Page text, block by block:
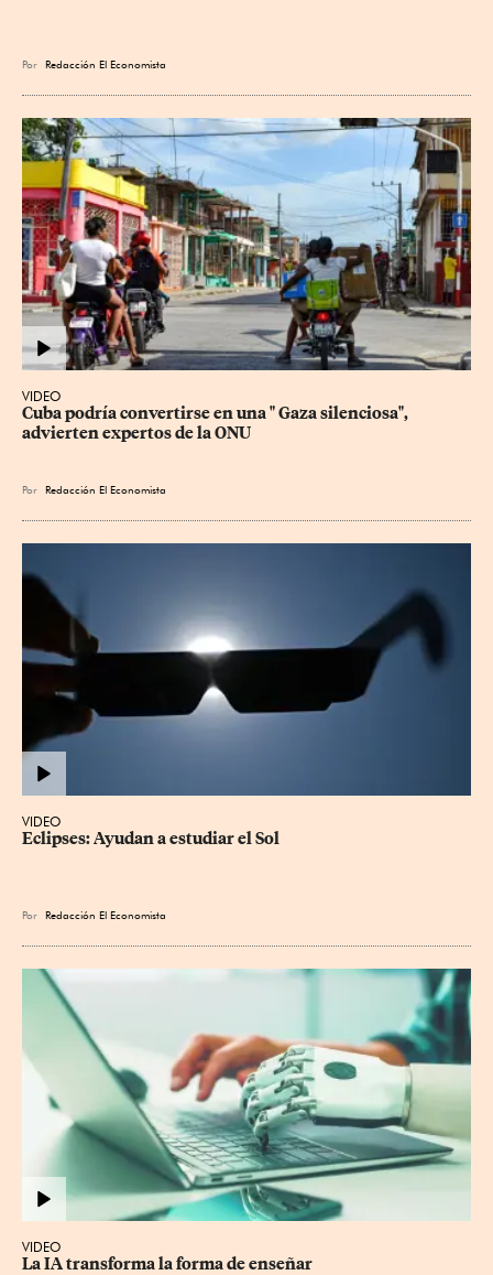
Por Redacción El Economista
VIDEO
Cuba podría convertirse en una " Gaza silenciosa",
advierten expertos de la ONU
Por Redacción El Economista
VIDEO
Eclipses: Ayudan a estudiar el Sol
Por Redacción El Economista
VIDEO
La IA transforma la forma de enseñar